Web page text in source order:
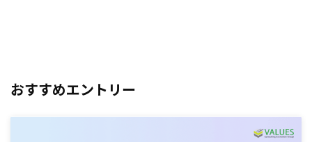
おすすめエントリー